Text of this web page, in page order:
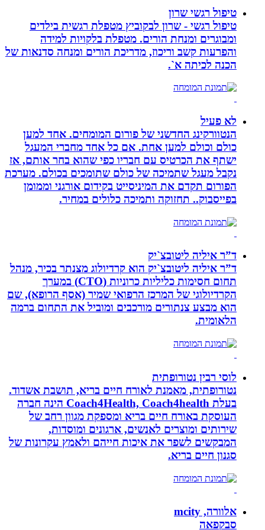
טיפול רגשי שרון
טיפול רגשי - שרון לבקוביץ מטפלת רגשית בילדים
ומבוגרים ומנחת הורים. מטפלת בלקויות למידה
והפרעות קשב וריכוז, מדריכת הורים ומנחה סדנאות של
הכנה לכיתה א`.
לא פעיל
הנטוורקינג החדשני של פורום המומחים. אחד למען
כולם וכולם למען אחת. אם כל אחד מחברי המעגל
ישתף את הכרטיס עם חבריו כפי שהוא בחר אותם, אז
נקבל מעגל שתמיכה של כולם שתומכים בכולם. מערכת
הפורום תקדם את המיניסייט בקידום אורגני וממומן
בפייסבוק.. תחזוקה ותמיכה כלולים במחיר.
ד”ר איליה ליטובצ`יק
ד”ר איליה ליטובצ`יק הוא קרדיולוג מצנתר בכיר, מנהל
תחום חסימות כליליות כרוניות (CTO) במערך
הקרדיולוגי של המרכז הרפואי שמיר (אסף הרופא), שם
הוא מבצע צנתורים מורכבים ומוביל את התחום ברמה
הלאומית.
לוסי רבין נטורופתית
נטורופתית, מאמנת לאורח חיים בריא, תושבת אשדוד.
בעלת Coach4Health, Coach4health הינה חברה
העוסקת באורח חיים בריא ומספקת מגוון רחב של
שירותים ומוצרים לאנשים, ארגונים ומוסדות,
המבקשים לשפר את איכות חייהם ולאמץ עקרונות של
סגנון חיים בריא.
אלוורה, mcity
סבקפאה